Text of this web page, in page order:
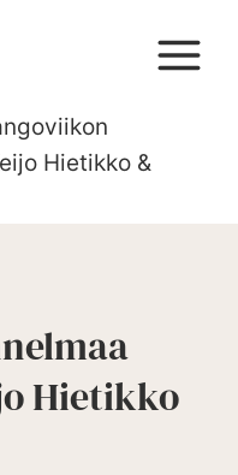
Hietikko &
Hietikko